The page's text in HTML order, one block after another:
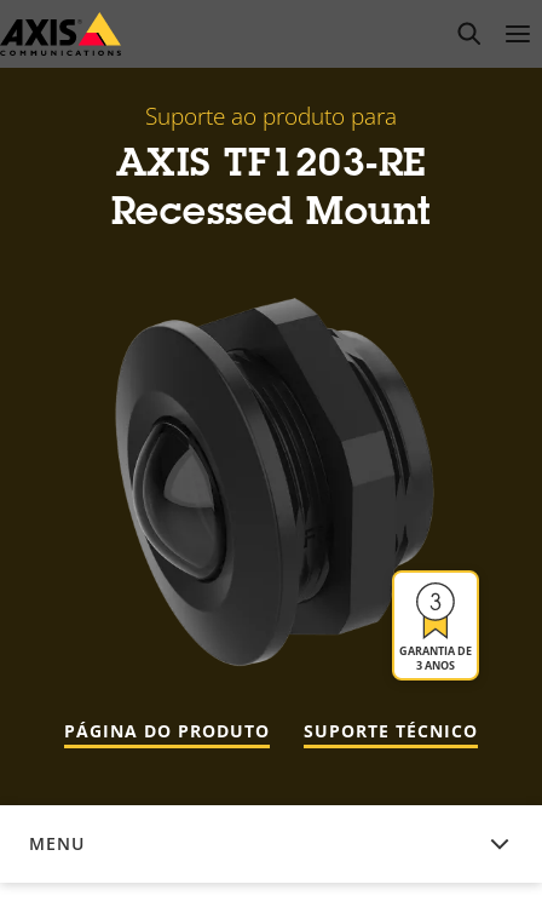
Pular
para
open
Suporte ao produto para
AXIS TF1203-RE
Recessed Mount
GARANTIA DE
3 ANOS
PÁGINA DO PRODUTO SUPORTE TÉCNICO
MENU
DOCUMENTAÇÃO